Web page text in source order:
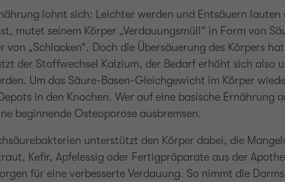
lohnt sich: Leichter werden und Entsäuern lauten
mutet seinem Körper „Verdauungsmüll“ in Form von
„Schlacken“. Doch die Übersäuerung des Körpers
der Stoffwechsel Kalzium, der Bedarf erhöht sich also
Um das Säure-Basen-Gleichgewicht im Körper
in den Knochen. Wer auf eine basische Ernährung
beginnende Osteoporose ausbremsen.
unterstützt den Körper dabei, die
Kefir, Apfelessig oder Fertigpräparate aus der
für eine verbesserte Verdauung. So nimmt die